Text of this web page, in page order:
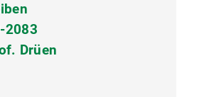
2083
Drüen